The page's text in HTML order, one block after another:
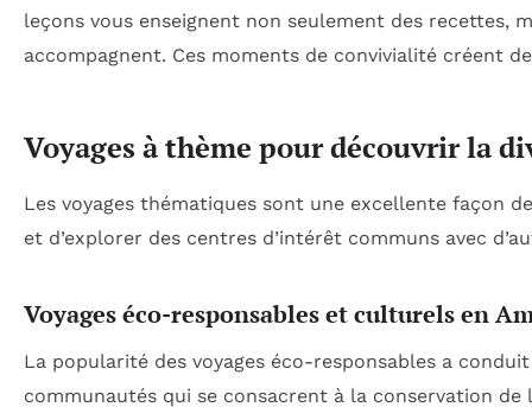
leçons vous enseignent non seulement des recettes,
accompagnent. Ces moments de convivialité créent
Voyages à thème pour découvrir la
Les voyages thématiques sont une excellente façon
et d’explorer des centres d’intérêt communs avec
Voyages éco-responsables et culturels en
La popularité des voyages éco-responsables a
communautés qui se consacrent à la conservation